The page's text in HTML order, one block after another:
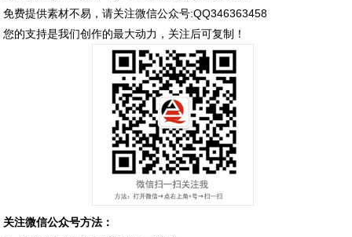
免费提供素材不易，请关注微信公众号:QQ346363458
您的支持是我们创作的最大动力，关注后可复制！
关注微信公众号方法：